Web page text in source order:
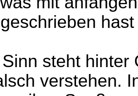
steht hinter
verstehen.